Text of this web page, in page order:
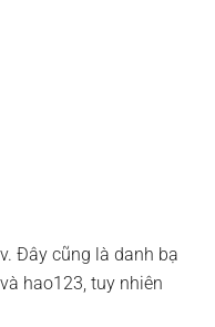
Đây cũng là danh bạ
hao123, tuy nhiên